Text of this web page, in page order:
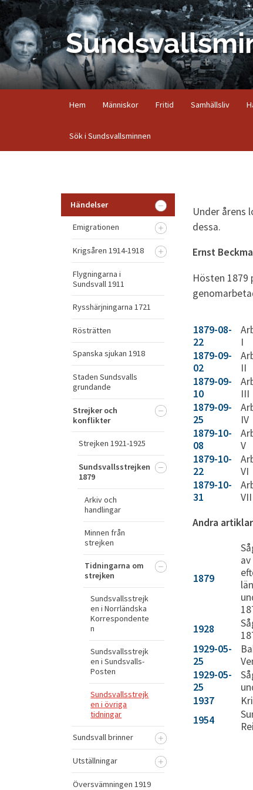
Hem Människor Fritid Samhällsliv
Sök i Sundsvallsminnen
Händelser
Emigrationen
Krigsåren 1914-1918
Flygningarna i
Sundsvall 1911
Rysshärjningarna 1721
Rösträtten
Spanska sjukan 1918
Staden Sundsvalls
grundande
Strejker och
konflikter
Strejken 1921-1925
Sundsvallsstrejken
1879
Arkiv och
handlingar
Minnen från
strejken
Tidningarna om
strejken
Sundsvallsstrejk
en i Norrländska
Korrespondente
n
Sundsvallsstrejk
en i Sundsvalls-
Posten
Sundsvallsstrejk
en i övriga
tidningar
Sundsvall brinner
Utställningar
Översvämningen 1919
Under årens
dessa.
Ernst
Hösten 1879
1879-08-
22
I
1879-09-
02
II
1879-09-
10
III
1879-09-
25
IV
1879-10-
08
V
1879-10-
22
VI
1879-10-
31
VII
Andra
1879
1928
1929-05-
25
1929-05-
25
1937
1954